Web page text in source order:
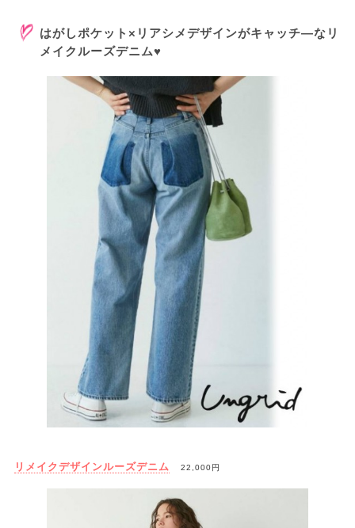
はがしポケット×リアシメデザインがキャッチ―なリ
メイクルーズデニム♥
リメイクデザインルーズデニム 22,000円